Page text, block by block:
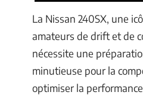
La Nissan 240SX, une
amateurs de drift et de
nécessite une
minutieuse pour la
optimiser la